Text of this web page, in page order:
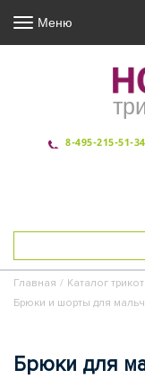
8-495-215-51-34
Меню
Главная / Каталог
Брюки и шорты для
Брюки для